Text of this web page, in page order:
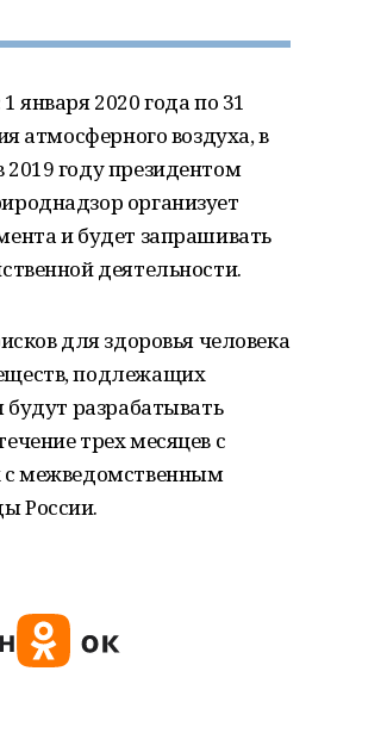
января 2020 года по 31
атмосферного воздуха, в
году президентом
организует
и будет запрашивать
деятельности.
для здоровья человека
подлежащих
будут разрабатывать
трех месяцев с
с межведомственным
России.